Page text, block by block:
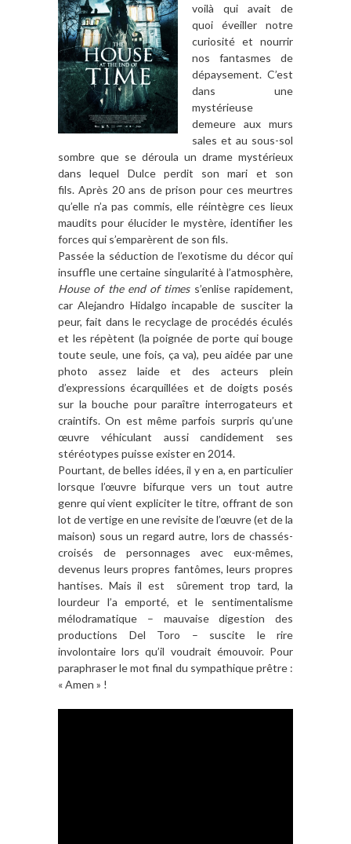
voilà qui avait de
quoi éveiller notre
curiosité et nourrir
nos fantasmes de
dépaysement. C’est
dans une
mystérieuse
demeure aux murs
sales et au sous-sol
sombre que se déroula un drame mystérieux
dans lequel Dulce perdit son mari et son
fils. Après 20 ans de prison pour ces meurtres
qu’elle n’a pas commis, elle réintègre ces lieux
maudits pour élucider le mystère, identifier les
forces qui s’emparèrent de son fils.
Passée la séduction de l’exotisme du décor qui
insuffle une certaine singularité à l’atmosphère,
House of the end of timess’enlise rapidement,
car Alejandro Hidalgo incapable de susciter la
peur, fait dans le recyclage de procédés éculés
et les répètent (la poignée de porte qui bouge
toute seule, une fois, ça va), peu aidée par une
photo assez laide et des acteurs plein
d’expressions écarquillées et de doigts posés
sur la bouche pour paraître interrogateurs et
craintifs. On est même parfois surpris qu’une
œuvre véhiculant aussi candidement ses
stéréotypes puisse exister en 2014.
Pourtant, de belles idées, il y en a, en particulier
lorsque l’œuvre bifurque vers un tout autre
genre qui vient expliciter le titre, offrant de son
lot de vertige en une revisite de l’œuvre (et de la
maison) sous un regard autre, lors de chassés-
croisés de personnages avec eux-mêmes,
devenus leurs propres fantômes, leurs propres
hantises. Mais il est sûrement trop tard, la
lourdeur l’a emporté, et le sentimentalisme
mélodramatique – mauvaise digestion des
productions Del Toro – suscite le rire
involontaire lors qu’il voudrait émouvoir. Pour
paraphraser le mot final du sympathique prêtre :
« Amen » !